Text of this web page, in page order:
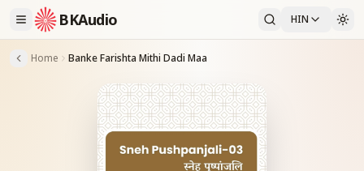
BKAudio HIN
Home Banke Farishta Mithi Dadi Maa